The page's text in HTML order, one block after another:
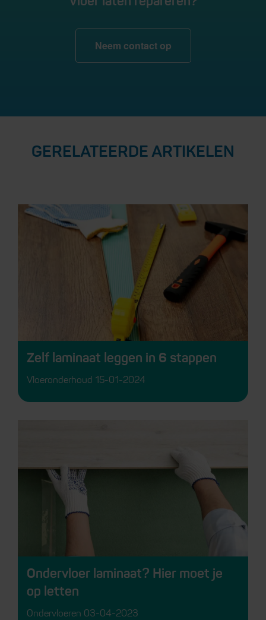
Neem contact op
GERELATEERDE ARTIKELEN
Zelf laminaat leggen in 6 stappen
Vloeronderhoud 15-01-2024
Ondervloer laminaat? Hier moet je
op letten
Ondervloeren 03-04-2023